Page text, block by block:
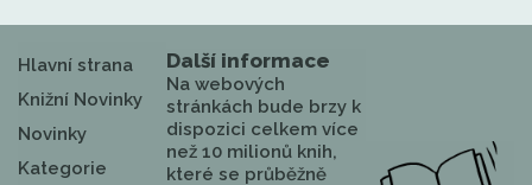
Hlavní strana
Knižní Novinky
Novinky
Kategorie
Další informace
Na webových
stránkách bude brzy k
dispozici celkem více
než 10 milionů knih,
které se průběžně